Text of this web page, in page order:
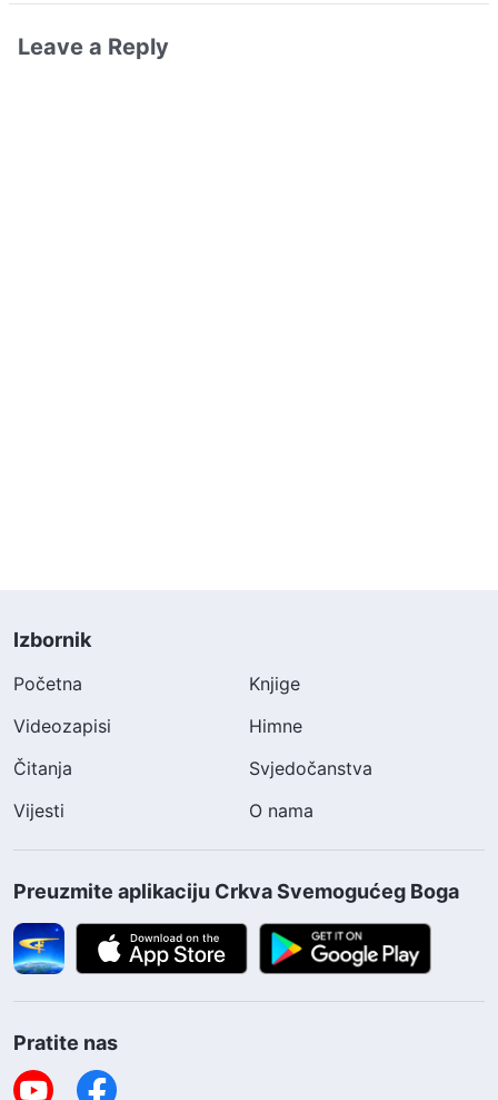
Leave a Reply
Izbornik
Početna
Knjige
Videozapisi
Himne
Čitanja
Svjedočanstva
Vijesti
O nama
Preuzmite aplikaciju Crkva Svemogućeg Boga
Pratite nas